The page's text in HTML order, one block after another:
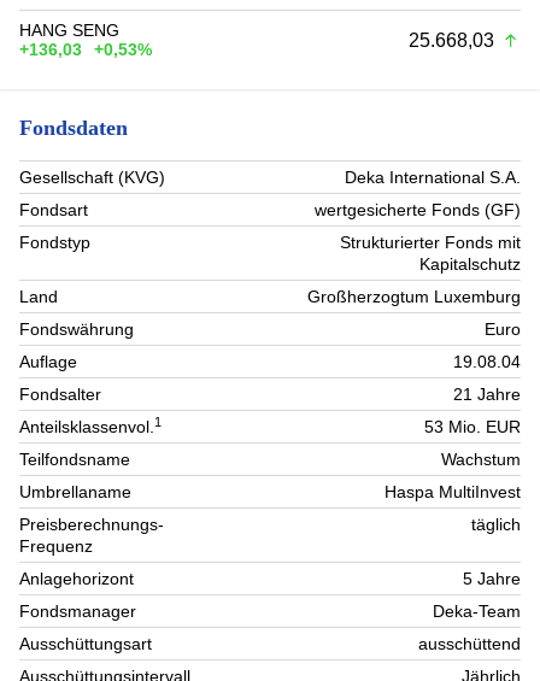
HANG SENG
+136,03
+0,53% 25.668,03
Fondsdaten
Gesellschaft (KVG)
Deka International S.A.
Fondsart
wertgesicherte Fonds (GF)
Fondstyp
Strukturierter Fonds mit
Kapitalschutz
Land
Großherzogtum Luxemburg
Fondswährung
Euro
Auflage
19.08.04
Fondsalter
21 Jahre
Anteilsklassenvol.1
53 Mio. EUR
Teilfondsname
Wachstum
Umbrellaname
Haspa MultiInvest
Preisberechnungs-
Frequenz
täglich
Anlagehorizont
5 Jahre
Fondsmanager
Deka-Team
Ausschüttungsart
ausschüttend
Ausschüttungsintervall
Jährlich